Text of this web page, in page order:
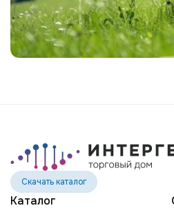
Скачать каталог
Каталог